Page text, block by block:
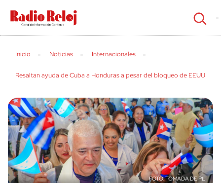
cerrar
Inicio Noticias Internacionales
Resaltan ayuda de Cuba a Honduras a pesar del bloqueo de EEUU
TOMADA DE PL